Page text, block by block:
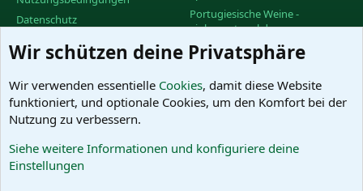
Datenschutz
R
Portugiesische Weine -
vinhoportugal.de
Facebook-Gruppe des
PortugalForums
Facebook-Gruppe "Urlaub in
Portugal"
Das PortugalForum ohne
Wir schützen deine Privatsphäre
Wir verwenden essentielle Cookies, damit diese Website
funktioniert, und optionale Cookies, um den Komfort bei der
Nutzung zu verbessern.
Siehe weitere Informationen und konfiguriere deine
Einstellungen